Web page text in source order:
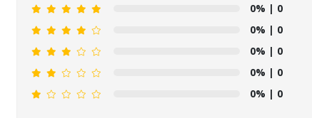
0% | 0
0% | 0
0% | 0
0% | 0
0% | 0